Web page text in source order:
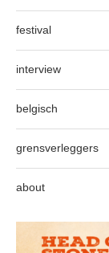
festival
interview
belgisch
grensverleggers
about